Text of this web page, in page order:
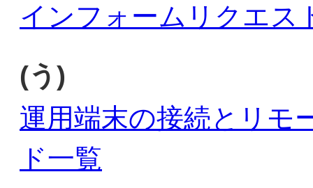
インフォームリクエス
(う)
運用端末の接続とリモ
ド一覧